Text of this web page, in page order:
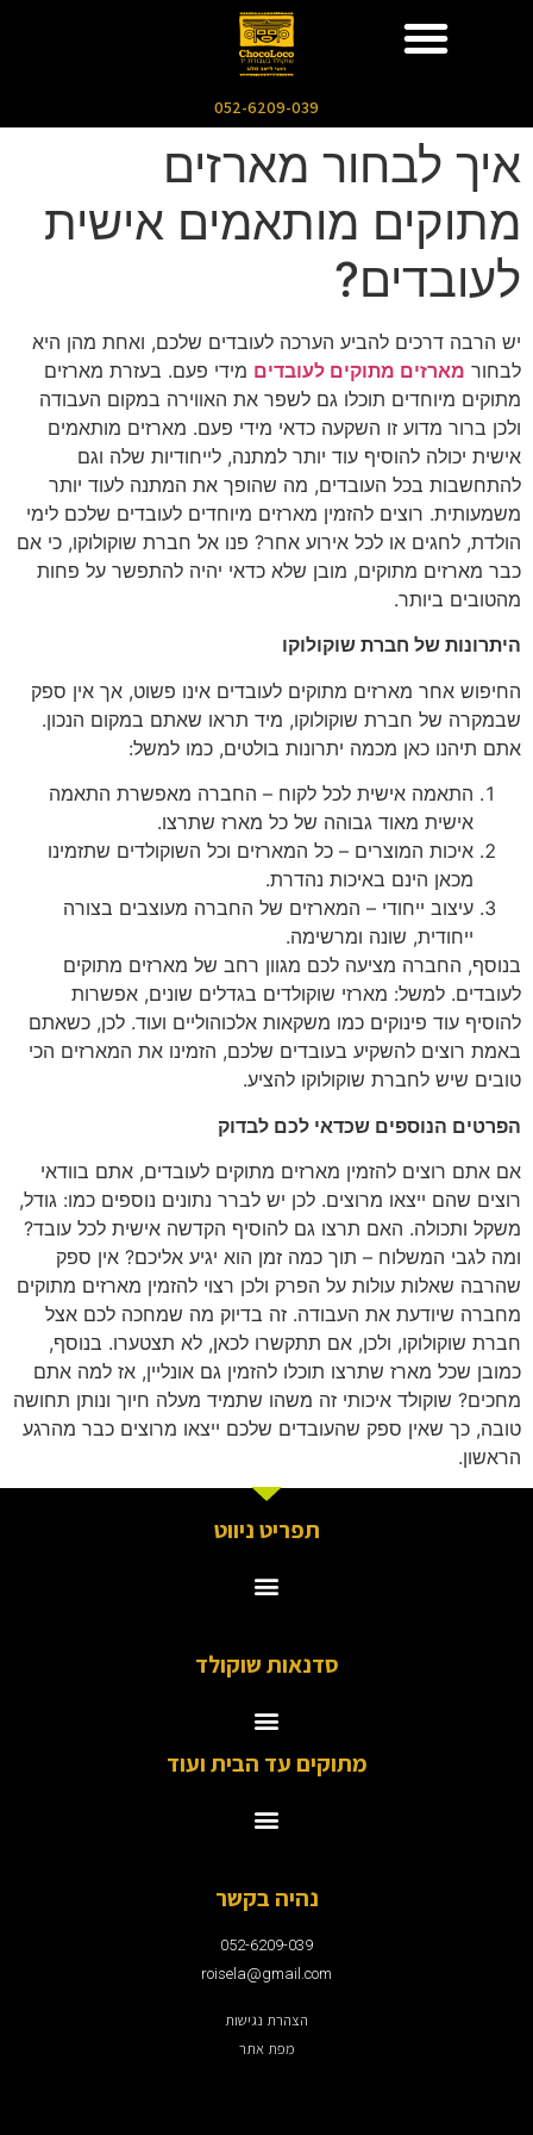
052-6209-039
איך לבחור מארזים
מתוקים מותאמים אישית
לעובדים?
יש הרבה דרכים להביע הערכה לעובדים שלכם, ואחת מהן היא
לבחור מארזים מתוקים לעובדים מידי פעם. בעזרת מארזים
מתוקים מיוחדים תוכלו גם לשפר את האווירה במקום העבודה
ולכן ברור מדוע זו השקעה כדאי מידי פעם. מארזים מותאמים
אישית יכולה להוסיף עוד יותר למתנה, לייחודיות שלה וגם
להתחשבות בכל העובדים, מה שהופך את המתנה לעוד יותר
משמעותית. רוצים להזמין מארזים מיוחדים לעובדים שלכם לימי
הולדת, לחגים או לכל אירוע אחר? פנו אל חברת שוקולוקו, כי אם
כבר מארזים מתוקים, מובן שלא כדאי יהיה להתפשר על פחות
מהטובים ביותר.
היתרונות של חברת שוקולוקו
החיפוש אחר מארזים מתוקים לעובדים אינו פשוט, אך אין ספק
שבמקרה של חברת שוקולוקו, מיד תראו שאתם במקום הנכון.
אתם תיהנו כאן מכמה יתרונות בולטים, כמו למשל:
התאמה אישית לכל לקוח – החברה מאפשרת התאמה
אישית מאוד גבוהה של כל מארז שתרצו.
איכות המוצרים – כל המארזים וכל השוקולדים שתזמינו
מכאן הינם באיכות נהדרת.
עיצוב ייחודי – המארזים של החברה מעוצבים בצורה
ייחודית, שונה ומרשימה.
בנוסף, החברה מציעה לכם מגוון רחב של מארזים מתוקים
לעובדים. למשל: מארזי שוקולדים בגדלים שונים, אפשרות
להוסיף עוד פינוקים כמו משקאות אלכוהוליים ועוד. לכן, כשאתם
באמת רוצים להשקיע בעובדים שלכם, הזמינו את המארזים הכי
טובים שיש לחברת שוקולוקו להציע.
הפרטים הנוספים שכדאי לכם לבדוק
אם אתם רוצים להזמין מארזים מתוקים לעובדים, אתם בוודאי
רוצים שהם ייצאו מרוצים. לכן יש לברר נתונים נוספים כמו: גודל,
משקל ותכולה. האם תרצו גם להוסיף הקדשה אישית לכל עובד?
ומה לגבי המשלוח – תוך כמה זמן הוא יגיע אליכם? אין ספק
שהרבה שאלות עולות על הפרק ולכן רצוי להזמין מארזים מתוקים
מחברה שיודעת את העבודה. זה בדיוק מה שמחכה לכם אצל
חברת שוקולוקו, ולכן, אם תתקשרו לכאן, לא תצטערו. בנוסף,
כמובן שכל מארז שתרצו תוכלו להזמין גם אונליין, אז למה אתם
מחכים? שוקולד איכותי זה משהו שתמיד מעלה חיוך ונותן תחושה
טובה, כך שאין ספק שהעובדים שלכם ייצאו מרוצים כבר מהרגע
הראשון.
תפריט ניווט
סדנאות שוקולד
מתוקים עד הבית ועוד
נהיה בקשר
052-6209-039
roisela@gmail.com
הצהרת נגישות
מפת אתר